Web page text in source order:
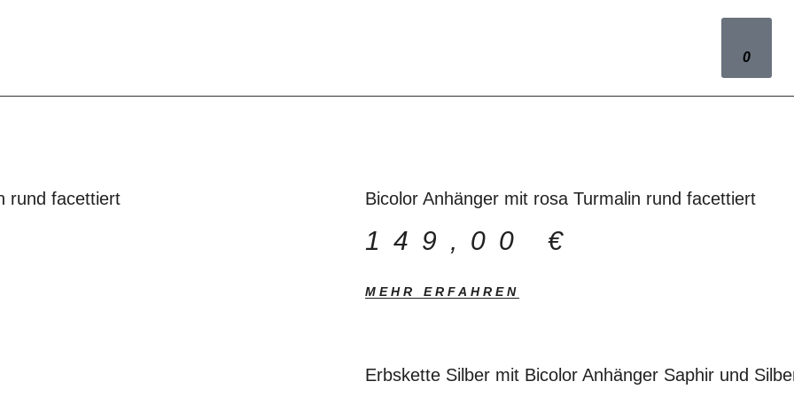
0
rund facettiert Bicolor Anhänger mit rosa Turmalin rund facettiert
149,00 €
MEHR ERFAHREN
Erbskette Silber mit Bicolor Anhänger Saphir und